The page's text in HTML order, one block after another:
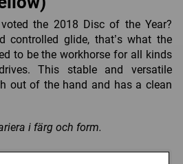
the 2018 Disc of the Year?
controlled glide, that’s what the
to be the workhorse for all kinds
This stable and versatile
out of the hand and has a clean
i färg och form.